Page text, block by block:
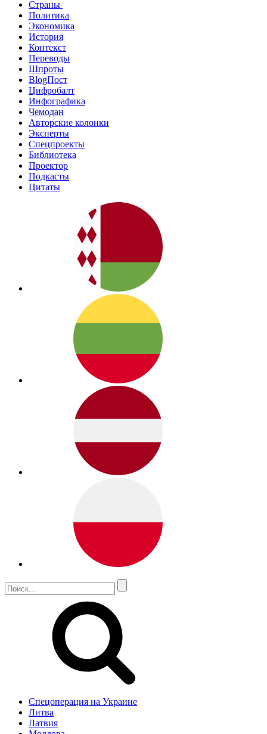
Страны
Политика
Экономика
История
Контекст
Переводы
Шпроты
BlogПост
Цифробалт
Инфографика
Чемодан
Авторские колонки
Эксперты
Спецпроекты
Библиотека
Проектор
Подкасты
Цитаты
Спецоперация на Украине
Литва
Латвия